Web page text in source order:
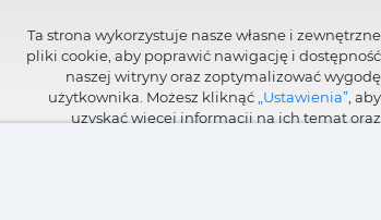
Ta strona wykorzystuje nasze własne i zewnętrzne
pliki cookie, aby poprawić nawigację i dostępność
naszej witryny oraz zoptymalizować wygodę
użytkownika. Możesz kliknąć „Ustawienia” , aby
uzyskać więcej informacji na ich temat oraz